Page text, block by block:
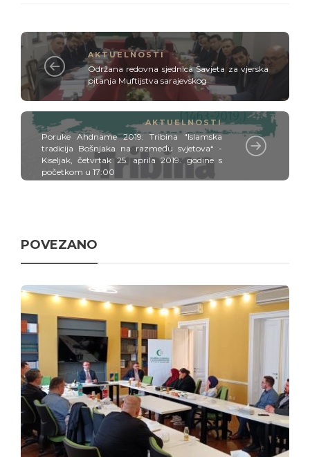
AKTUELNOSTI
Održana redovna sjednica Savjeta za vjerska
pitanja Muftijstva sarajevskog
AKTUELNOSTI
Poruke Ahdname 2019: Tribina "Islamska
tradicija Bošnjaka na razmeđu svjetova“ -
Kiseljak, četvrtak 25. aprila 2019. godine s
početkom u 17:00
POVEZANO